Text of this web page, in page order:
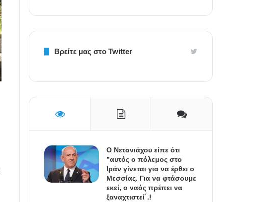
Βρείτε μας στο Twitter
Ο Νετανιάχου είπε ότι
”αυτός ο πόλεμος στο
Ιράν γίνεται για να έρθει ο
Μεσσίας. Για να φτάσουμε
εκεί, ο ναός πρέπει να
ξαναχτιστεί΄.!